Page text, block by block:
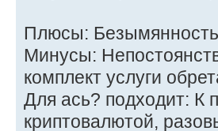
Плюсы:
Минусы:
комплект услуги
Для ась? подходит: К
криптовалютой,